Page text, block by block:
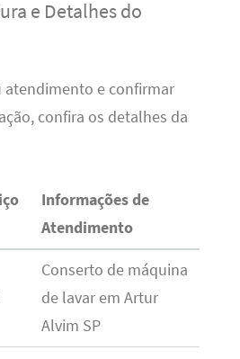
e Detalhes do
atendimento e confirmar
confira os detalhes da
Informações de
Atendimento
Conserto de máquina
de lavar em Artur
Alvim SP